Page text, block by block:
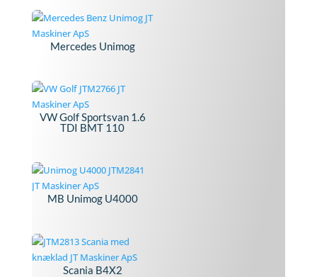
Mercedes Unimog
VW Golf Sportsvan 1.6
TDI BMT 110
MB Unimog U4000
Scania B4X2